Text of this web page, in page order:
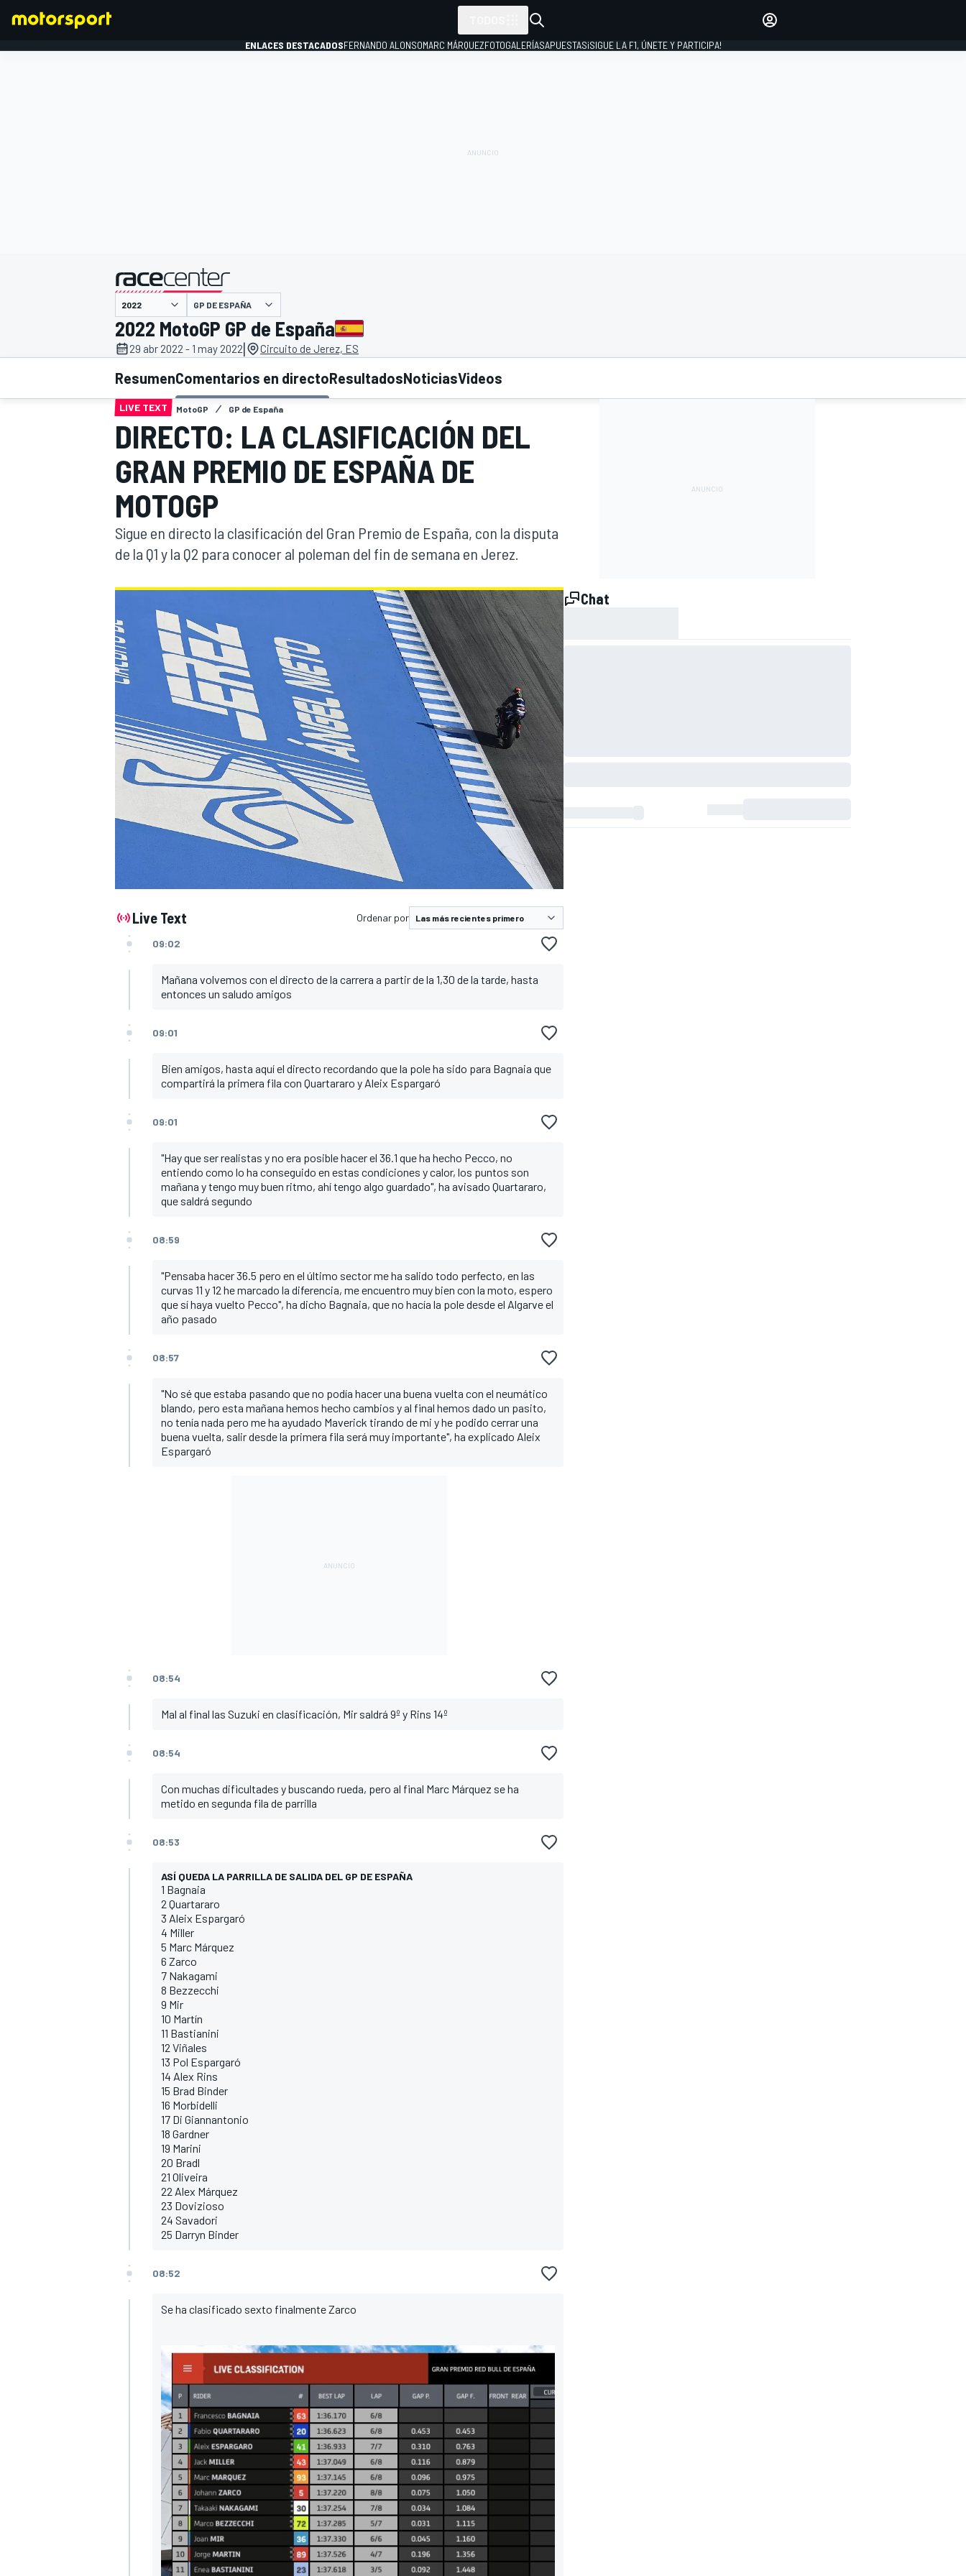
INDYCAR WRC
ENLACES DESTACADOSFERNANDO ALONSOMARC MÁRQUEZFOTOGALERÍASAPUESTAS¡SIGUE LA F1, ÚNETE Y PARTICIPA!
presentado por
GP DE ESPAÑA
2022 MotoGP GP de España
29 abr 2022 - 1 may 2022| Circuito de Jerez, ES
ResumenComentarios en directoResultadosNoticiasVideos
LIVE TEXT MotoGP GP de España
DIRECTO: LA CLASIFICACIÓN DEL
GRAN PREMIO DE ESPAÑA DE
MOTOGP
Sigue en directo la clasificación del Gran Premio de España, con la disputa
de la Q1 y la Q2 para conocer al poleman del fin de semana en Jerez.
Live Text Ordenar por
09:02
Mañana volvemos con el directo de la carrera a partir de la 1,30 de la tarde, hasta
entonces un saludo amigos
09:01
Bien amigos, hasta aquí el directo recordando que la pole ha sido para Bagnaia que
compartirá la primera fila con Quartararo y Aleix Espargaró
09:01
"Hay que ser realistas y no era posible hacer el 36.1 que ha hecho Pecco, no
entiendo como lo ha conseguido en estas condiciones y calor, los puntos son
mañana y tengo muy buen ritmo, ahí tengo algo guardado", ha avisado Quartararo,
que saldrá segundo
08:59
"Pensaba hacer 36.5 pero en el último sector me ha salido todo perfecto, en las
curvas 11 y 12 he marcado la diferencia, me encuentro muy bien con la moto, espero
que sí haya vuelto Pecco", ha dicho Bagnaia, que no hacía la pole desde el Algarve el
año pasado
08:57
"No sé que estaba pasando que no podía hacer una buena vuelta con el neumático
blando, pero esta mañana hemos hecho cambios y al final hemos dado un pasito,
no tenía nada pero me ha ayudado Maverick tirando de mi y he podido cerrar una
buena vuelta, salir desde la primera fila será muy importante", ha explicado Aleix
Espargaró
08:54
Mal al final las Suzuki en clasificación, Mir saldrá 9º y Rins 14º
08:54
Con muchas dificultades y buscando rueda, pero al final Marc Márquez se ha
metido en segunda fila de parrilla
08:53
ASÍ QUEDA LA PARRILLA DE SALIDA DEL GP DE ESPAÑA
1 Bagnaia
2 Quartararo
3 Aleix Espargaró
4 Miller
5 Marc Márquez
6 Zarco
7 Nakagami
8 Bezzecchi
9 Mir
10 Martín
11 Bastianini
12 Viñales
13 Pol Espargaró
14 Alex Rins
15 Brad Binder
16 Morbidelli
17 Di Giannantonio
18 Gardner
19 Marini
20 Bradl
21 Oliveira
22 Alex Márquez
23 Dovizioso
24 Savadori
25 Darryn Binder
08:52
Se ha clasificado sexto finalmente Zarco
Chat